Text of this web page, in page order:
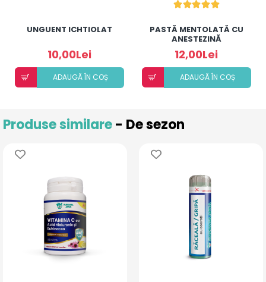
UNGUENT ICHTIOLAT
10,00Lei
ADAUGÃ ÎN COȘ
PASTĂ MENTOLATĂ CU
ANESTEZINĂ
12,00Lei
ADAUGÃ ÎN COȘ
Produse similare- De sezon